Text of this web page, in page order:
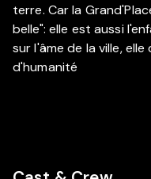
terre. Car la
belle": elle est aussi
sur l'âme de la ville,
d'humanité